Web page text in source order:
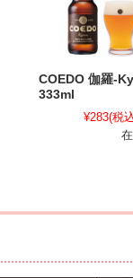
COEDO 伽羅-
333ml
¥283(税